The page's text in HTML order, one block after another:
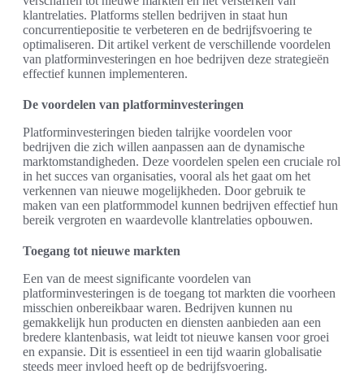
klantrelaties. Platforms stellen bedrijven in staat hun
concurrentiepositie te verbeteren en de bedrijfsvoering te
optimaliseren. Dit artikel verkent de verschillende voordelen
van platforminvesteringen en hoe bedrijven deze strategieën
effectief kunnen implementeren.
De voordelen van platforminvesteringen
Platforminvesteringen bieden talrijke voordelen voor
bedrijven die zich willen aanpassen aan de dynamische
marktomstandigheden. Deze voordelen spelen een cruciale rol
in het succes van organisaties, vooral als het gaat om het
verkennen van nieuwe mogelijkheden. Door gebruik te
maken van een platformmodel kunnen bedrijven effectief hun
bereik vergroten en waardevolle klantrelaties opbouwen.
Toegang tot nieuwe markten
Een van de meest significante voordelen van
platforminvesteringen is de toegang tot markten die voorheen
misschien onbereikbaar waren. Bedrijven kunnen nu
gemakkelijk hun producten en diensten aanbieden aan een
bredere klantenbasis, wat leidt tot nieuwe kansen voor groei
en expansie. Dit is essentieel in een tijd waarin globalisatie
steeds meer invloed heeft op de bedrijfsvoering.